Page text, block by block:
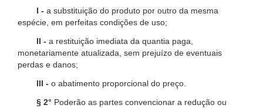
I - a substituição do produto por outro da mesma
espécie, em perfeitas condições de uso;
II - a restituição imediata da quantia paga,
monetariamente atualizada, sem prejuízo de eventuais
perdas e danos;
III - o abatimento proporcional do preço.
§ 2° Poderão as partes convencionar a redução ou